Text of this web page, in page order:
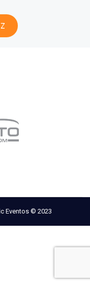
Eventos © 2023